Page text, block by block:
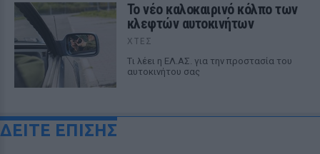
Το νέο καλοκαιρινό κόλπο των
κλεφτών αυτοκινήτων
ΧΤΕΣ
Tι λέει η ΕΛ.ΑΣ. για την προστασία του
αυτοκινήτου σας
ΔΕΙΤΕ ΕΠΙΣΗΣ